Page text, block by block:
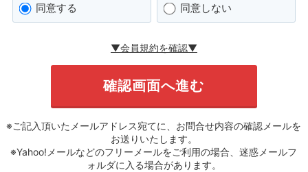
同意する 同意しない
▼会員規約を確認▼
※ご記入頂いたメールアドレス宛てに、お問合せ内容の確認メールを
お送りいたします。
※Yahoo!メールなどのフリーメールをご利用の場合、迷惑メールフ
ォルダに入る場合があります。